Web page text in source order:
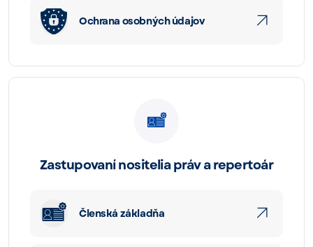
Ochrana osobných údajov
Zastupovaní nositelia práv a repertoár
Členská základňa